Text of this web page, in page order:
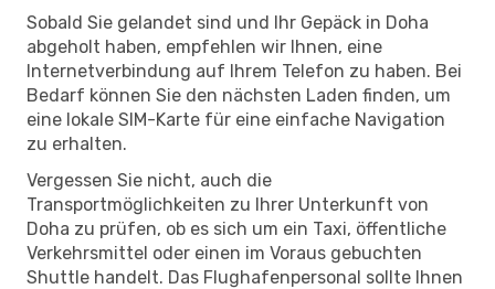
Sobald Sie gelandet sind und Ihr Gepäck in Doha
abgeholt haben, empfehlen wir Ihnen, eine
Internetverbindung auf Ihrem Telefon zu haben. Bei
Bedarf können Sie den nächsten Laden finden, um
eine lokale SIM-Karte für eine einfache Navigation
zu erhalten.
Vergessen Sie nicht, auch die
Transportmöglichkeiten zu Ihrer Unterkunft von
Doha zu prüfen, ob es sich um ein Taxi, öffentliche
Verkehrsmittel oder einen im Voraus gebuchten
Shuttle handelt. Das Flughafenpersonal sollte Ihnen